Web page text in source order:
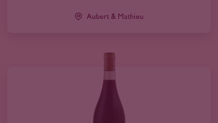
Aubert & Mathieu